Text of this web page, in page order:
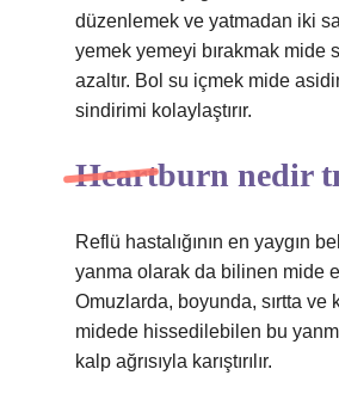
düzenlemek ve yatmadan iki
yemek yemeyi bırakmak mide
azaltır. Bol su içmek mide
sindirimi kolaylaştırır.
Heartburn nedir
Reflü hastalığının en yaygın
yanma olarak da bilinen mide
Omuzlarda, boyunda, sırtta ve
midede hissedilebilen bu
kalp ağrısıyla karıştırılır.